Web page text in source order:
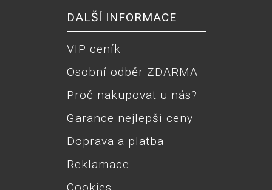
DALŠÍ INFORMACE
VIP ceník
Osobní odběr ZDARMA
Proč nakupovat u nás?
Garance nejlepší ceny
Doprava a platba
Reklamace
Cookies